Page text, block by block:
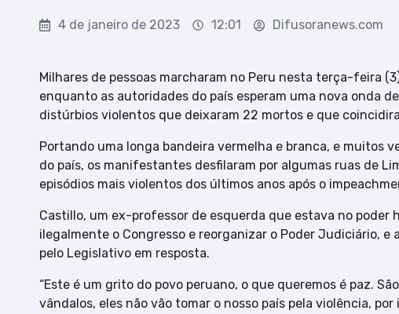
4 de janeiro de 2023 12:01 Difusoranews.com
Milhares de pessoas marcharam no Peru nesta terça-feira
enquanto as autoridades do país esperam uma nova onda
distúrbios violentos que deixaram 22 mortos e que
Portando uma longa bandeira vermelha e branca, e muitos
do país, os manifestantes desfilaram por algumas ruas de
episódios mais violentos dos últimos anos após o
Castillo, um ex-professor de esquerda que estava no poder
ilegalmente o Congresso e reorganizar o Poder Judiciário, e
pelo Legislativo em resposta.
“Este é um grito do povo peruano, o que queremos é paz.
vândalos, eles não vão tomar o nosso país pela violência, por